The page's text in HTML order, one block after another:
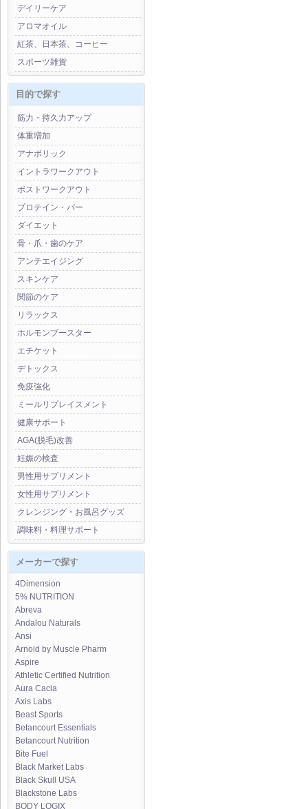
デイリーケア
アロマオイル
紅茶、日本茶、コーヒー
スポーツ雑貨
目的で探す
筋力・持久力アップ
体重増加
アナボリック
イントラワークアウト
ポストワークアウト
プロテイン・バー
ダイエット
骨・爪・歯のケア
アンチエイジング
スキンケア
関節のケア
リラックス
ホルモンブースター
エチケット
デトックス
免疫強化
ミールリプレイスメント
健康サポート
AGA(脱毛)改善
妊娠の検査
男性用サプリメント
女性用サプリメント
クレンジング・お風呂グッズ
調味料・料理サポート
メーカーで探す
4Dimension
5% NUTRITION
Abreva
Andalou Naturals
Ansi
Arnold by Muscle Pharm
Aspire
Athletic Certified Nutrition
Aura Cacia
Axis Labs
Beast Sports
Betancourt Essentials
Betancourt Nutrition
Bite Fuel
Black Market Labs
Black Skull USA
Blackstone Labs
BODY LOGIX